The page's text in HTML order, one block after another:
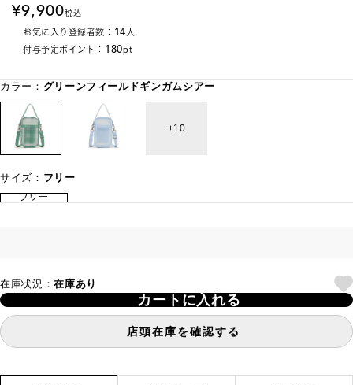
9,900税込
お気に入り登録者数： 14人
付与予定ポイント： 180pt
カラー： グリーンフィールドギンガムシアー
10
サイズ： フリー
フリー
在庫状況：在庫あり
カートに入れる
店頭在庫を確認する